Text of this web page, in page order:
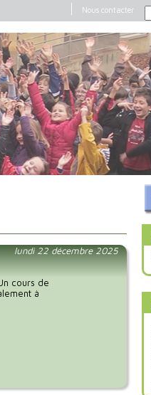
Nous contacter
lundi 22 décembre 2025
cours de
à